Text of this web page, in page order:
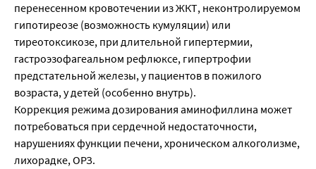
перенесенном кровотечении из ЖКТ, неконтролируемом
гипотиреозе (возможность кумуляции) или
тиреотоксикозе, при длительной гипертермии,
гастроэзофагеальном рефлюксе, гипертрофии
предстательной железы, у пациентов в пожилого
возраста, у детей (особенно внутрь).
Коррекция режима дозирования аминофиллина может
потребоваться при сердечной недостаточности,
нарушениях функции печени, хроническом алкоголизме,
лихорадке, ОРЗ.